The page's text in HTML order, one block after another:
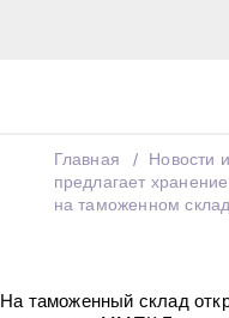
Главная Новости
предлагает
на таможенном
На таможенный склад